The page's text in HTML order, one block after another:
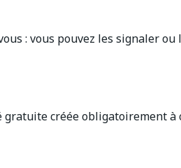
: vous pouvez les signaler ou
créée obligatoirement à